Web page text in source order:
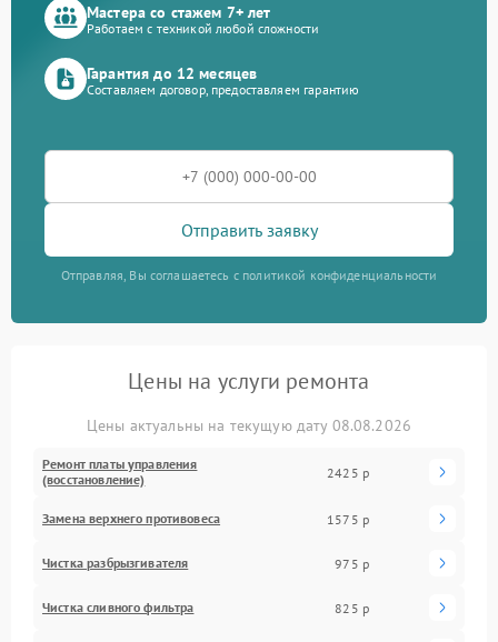
Мастера со стажем 7+ лет
Работаем с техникой любой сложности
Гарантия до 12 месяцев
Составляем договор, предоставляем гарантию
Отправить заявку
Отправляя, Вы соглашаетесь с политикой конфиденциальности
Цены на услуги ремонта
Цены актуальны на текущую дату 08.08.2026
Ремонт платы управления
(восстановление)
2425 р
Замена верхнего противовеса 1575 р
Чистка разбрызгивателя 975 р
Чистка сливного фильтра 825 р